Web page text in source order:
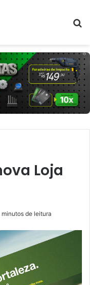
Loja
minutos de leitura